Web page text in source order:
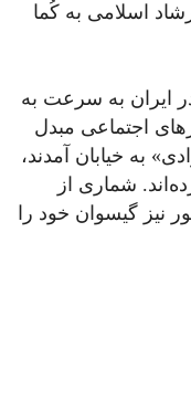
اسلامی بە کُما
ایران به سرعت به
اجتماعی مبدل
به خیابان آمدند،
شمارى از
نیز گیسوان خود را